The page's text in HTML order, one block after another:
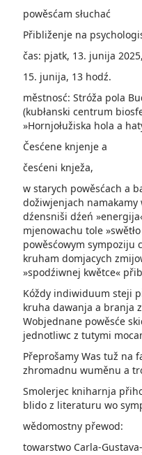
powěsćam słuchać
Přibliženje na
čas: pjatk, 13. junija
15. junija, 13 hodź.
městnosć: Stróža pola
(kubłanski centrum
»Hornjołužiska hola a
Česćene knjenje a
česćeni knježa,
w starych powěsćach a
dožiwjenjach
dźensniši dźeń
mjenowachu tole
powěsćowym sympoziju
kruham domjacych
»spodźiwnej kwětce«
Kóždy indiwiduum steji
kruha dawanja a branja
Wobjednane powěsće
jednotliwc z tutymi
Přeprošamy Was tuž na
zhromadnu wuměnu a
Smolerjec kniharnja
blido z literaturu wo
wědomostny přewod:
towarstwo Carla-